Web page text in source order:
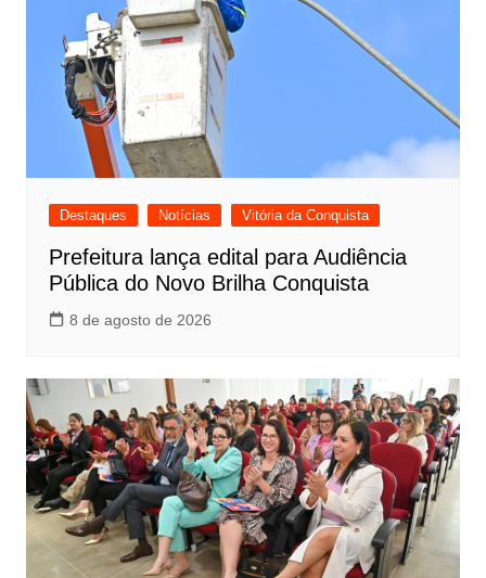
Destaques Notícias Vitória da Conquista
Prefeitura lança edital para Audiência
Pública do Novo Brilha Conquista
8 de agosto de 2026